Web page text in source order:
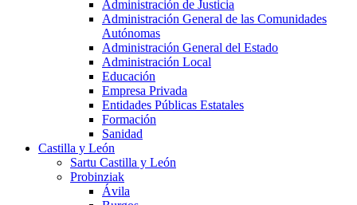
Administración de Justicia
Administración General de las Comunidades
Autónomas
Administración General del Estado
Administración Local
Educación
Empresa Privada
Entidades Públicas Estatales
Formación
Sanidad
Castilla y León
Sartu Castilla y León
Probinziak
Ávila